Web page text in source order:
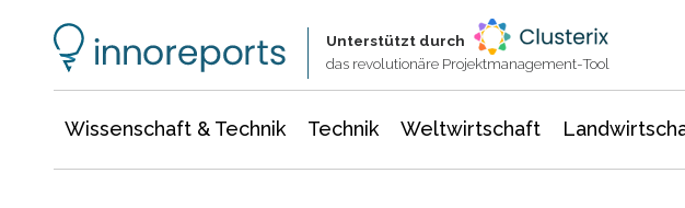
Unterstützt durch
das revolutionäre Projektmanagement-Tool
Wissenschaft & Technik Technik Weltwirtschaft